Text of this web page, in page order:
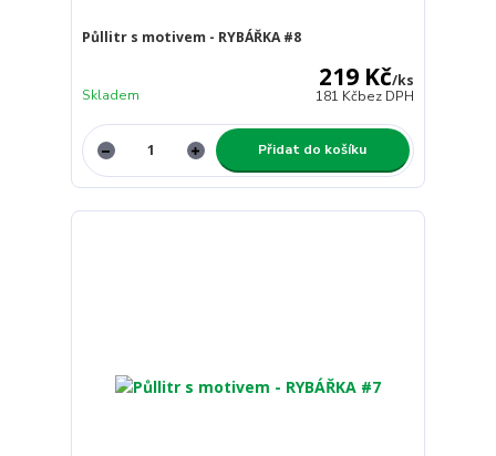
Půllitr s motivem - RYBÁŘKA #8
219 Kč/ks
181 Kčbez DPH
Skladem
Přidat do košíku